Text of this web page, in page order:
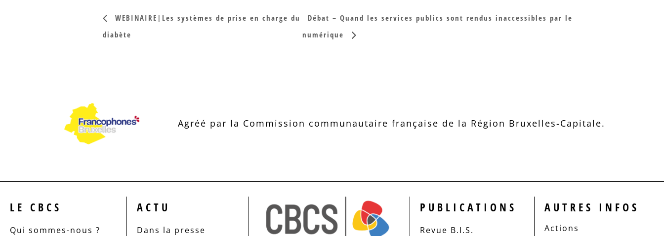
WEBINAIRE|Les systèmes de prise en charge du
diabète
Débat – Quand les services publics sont rendus inaccessibles par le
numérique
Agréé par la Commission communautaire française de la Région Bruxelles-Capitale.
LE CBCS
Qui sommes-nous ?
ACTU
Dans la presse
PUBLICATIONS
Revue B.I.S.
AUTRES INFOS
Actions